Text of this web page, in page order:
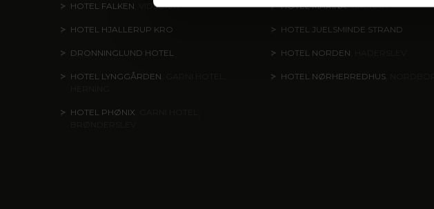
HOTEL FALKEN , VIDEBÆK
HOTEL HJALLERUP KRO
DRONNINGLUND HOTEL
HOTEL LYNGGÅRDEN
HOTEL PHØNIX
HOTEL MARINA, GRENAA
HOTEL JUELSMINDE STRAND
HOTEL NORDEN
HOTEL NØRHERREDHUS